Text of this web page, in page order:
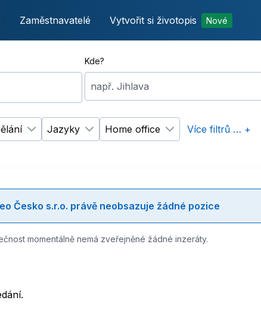
Zaměstnavatelé Vytvořit si životopis Nové
Kde?
např. Jihlava
Typ úvazku
Změnit filtr Vzdělání
Jazyky
Změnit filtr Jazyky
Home office
Změnit filtr Home
Více filtrů … +
Česko s.r.o. právě neobsazuje žádné pozice
momentálně nemá zveřejněné žádné inzeráty.